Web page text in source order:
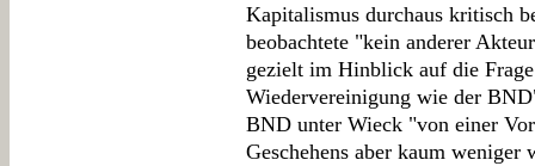
Kapitalismus durchaus kritisch
beobachtete "kein anderer
gezielt im Hinblick auf die
Wiedervereinigung wie der
BND unter Wieck "von einer
Geschehens aber kaum